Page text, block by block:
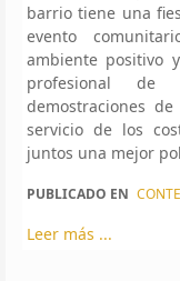
barrio tiene una
evento
ambiente positivo
profesional de
demostraciones
servicio de los
juntos una mejor
PUBLICADO EN
Leer más ...